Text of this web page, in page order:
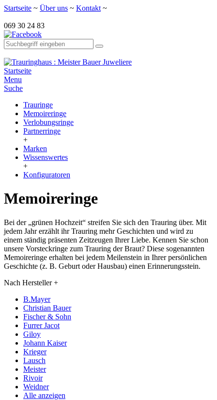
Startseite ~ Über uns ~ Kontakt ~
069 30 24 83
Startseite
Menu
Suche
Trauringe
Memoireringe
Verlobungsringe
Partnerringe
+
Marken
Wissenswertes
+
Konfiguratoren
Memoireringe
Bei der „grünen Hochzeit“ streifen Sie sich den Trauring über. Mit
jedem Jahr erzählt ihr Trauring mehr Geschichten und wird zu
einem ständig präsenten Zeitzeugen Ihrer Liebe. Kennen Sie schon
unsere Vorsteckringe zum Trauring der Braut? Diese sogenannten
Memoireringe erhalten bei jedem Meilenstein in Ihrer persönlichen
Geschichte (z. B. Geburt oder Hausbau) einen Erinnerungsstein.
Nach Hersteller+
B.Mayer
Christian Bauer
Fischer & Sohn
Furrer Jacot
Giloy
Johann Kaiser
Krieger
Lausch
Meister
Rivoir
Weidner
Alle anzeigen